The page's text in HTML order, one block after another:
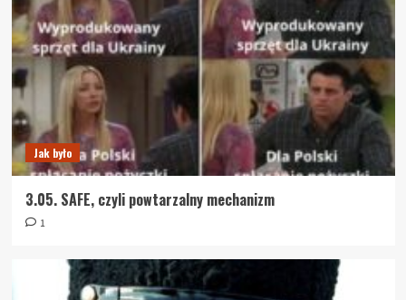
Jak było
3.05. SAFE, czyli powtarzalny mechanizm
1